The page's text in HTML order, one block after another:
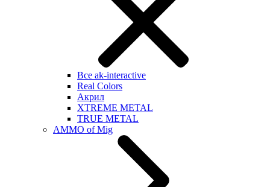
Все ak-interactive
Real Colors
Акрил
XTREME METAL
TRUE METAL
AMMO of Mig